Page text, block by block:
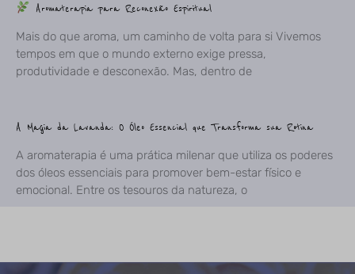
Aromaterapia para Reconexão Espiritual
Mais do que aroma, um caminho de volta para si Vivemos
tempos em que o mundo externo exige pressa,
produtividade e desconexão. Mas, dentro de
A Magia da Lavanda: O Óleo Essencial que Transforma sua Rotina
A aromaterapia é uma prática milenar que utiliza os poderes
dos óleos essenciais para promover bem-estar físico e
emocional. Entre os tesouros da natureza, o